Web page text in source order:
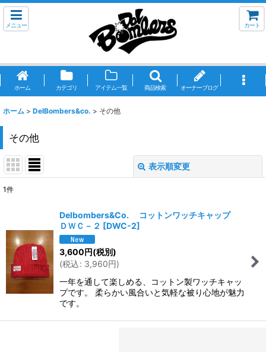
メニュー カート
ホーム カテゴリ アイテム一覧 商品検索 オーナーブログ
ホーム > DelBombers&co. > その他
その他
表示順変更
並び順:
絞り込む
1件
Delbombers&Co. コットンワッチキャップ
ＤＷＣ－２ [DWC-2]
3,600円(税別)
(税込: 3,960円)
一年を通して楽しめる、コットン製ワッチキャッ
プです。 柔らかい風合いと気軽な被り心地が魅力
です。